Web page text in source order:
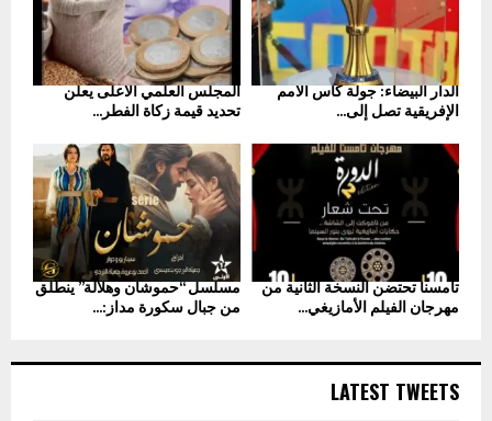
المجلس العلمي الأعلى يعلن
تحديد قيمة زكاة الفطر...
الدار البيضاء: جولة كأس الأمم
الإفريقية تصل إلى...
مسلسل “حموشان وهلالة” ينطلق
من جبال سكورة مداز:...
تامسنا تحتضن النسخة الثانية من
مهرجان الفيلم الأمازيغي...
LATEST TWEETS